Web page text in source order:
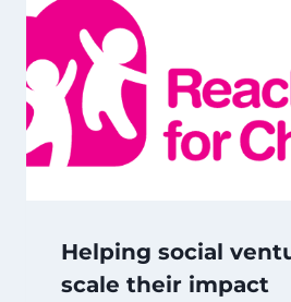
Helping social
scale their impact